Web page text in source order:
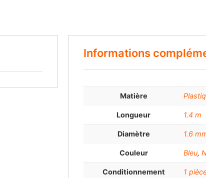
Informations
Matière
Longueur 1.4 m
Diamètre 1.6
Couleur Bleu,
Conditionnement 1